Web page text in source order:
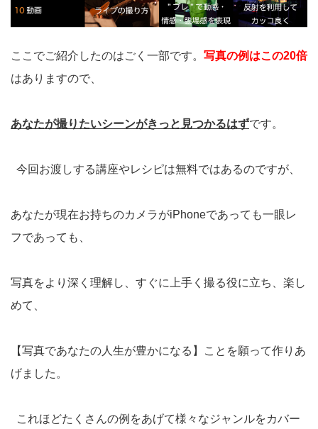
ここでご紹介したのはごく一部です。 写真の例はこの20倍
はありますので、
あなたが撮りたいシーンがきっと見つかるはずです。
今回お渡しする講座やレシピは無料ではあるのですが、
あなたが現在お持ちのカメラがiPhoneであっても一眼レ
フであっても、
写真をより深く理解し、すぐに上手く撮る役に立ち、楽し
めて、
【写真であなたの人生が豊かになる】ことを願って作りあ
げました。
これほどたくさんの例をあげて様々なジャンルをカバー